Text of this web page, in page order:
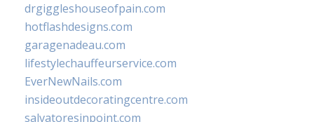
drgiggleshouseofpain.com
hotflashdesigns.com
garagenadeau.com
lifestylechauffeurservice.com
EverNewNails.com
insideoutdecoratingcentre.com
salvatoresinpoint.com